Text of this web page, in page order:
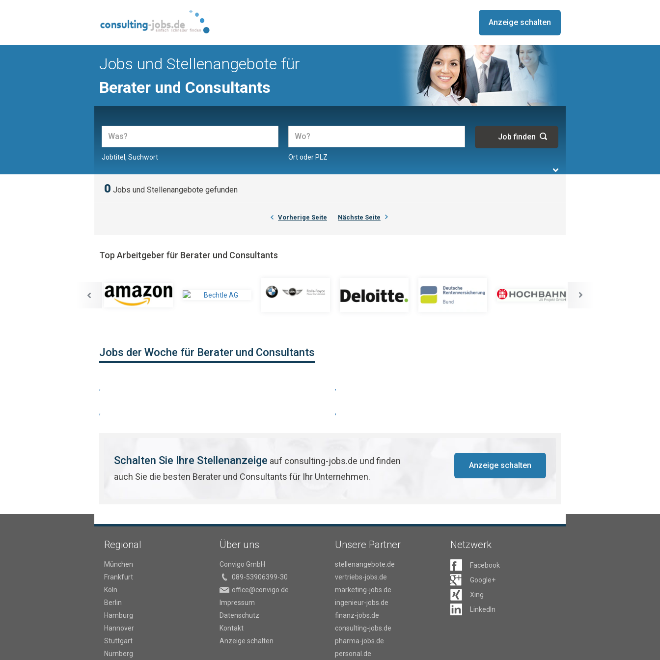
Anzeige schalten
Jobs und Stellenangebote für
Berater und Consultants
Jobtitel, Suchwort Ort oder PLZ
0 Jobs und Stellenangebote gefunden
Vorherige Seite Nächste Seite
Top Arbeitgeber für Berater und Consultants
Jobs der Woche für Berater und Consultants
, ,
, ,
Schalten Sie Ihre Stellenanzeige auf consulting-jobs.de und finden
auch Sie die besten Berater und Consultants für Ihr Unternehmen.
Anzeige schalten
Regional
München
Frankfurt
Köln
Berlin
Hamburg
Hannover
Stuttgart
Nürnberg
Über uns
Convigo GmbH
089-53906399-30
office@convigo.de
Impressum
Datenschutz
Kontakt
Anzeige schalten
Unsere Partner
stellenangebote.de
vertriebs-jobs.de
marketing-jobs.de
ingenieur-jobs.de
finanz-jobs.de
consulting-jobs.de
pharma-jobs.de
personal.de
Netzwerk
Facebook
Google+
Xing
LinkedIn